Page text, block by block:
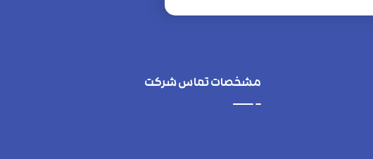
مشخصات تماس شرکت